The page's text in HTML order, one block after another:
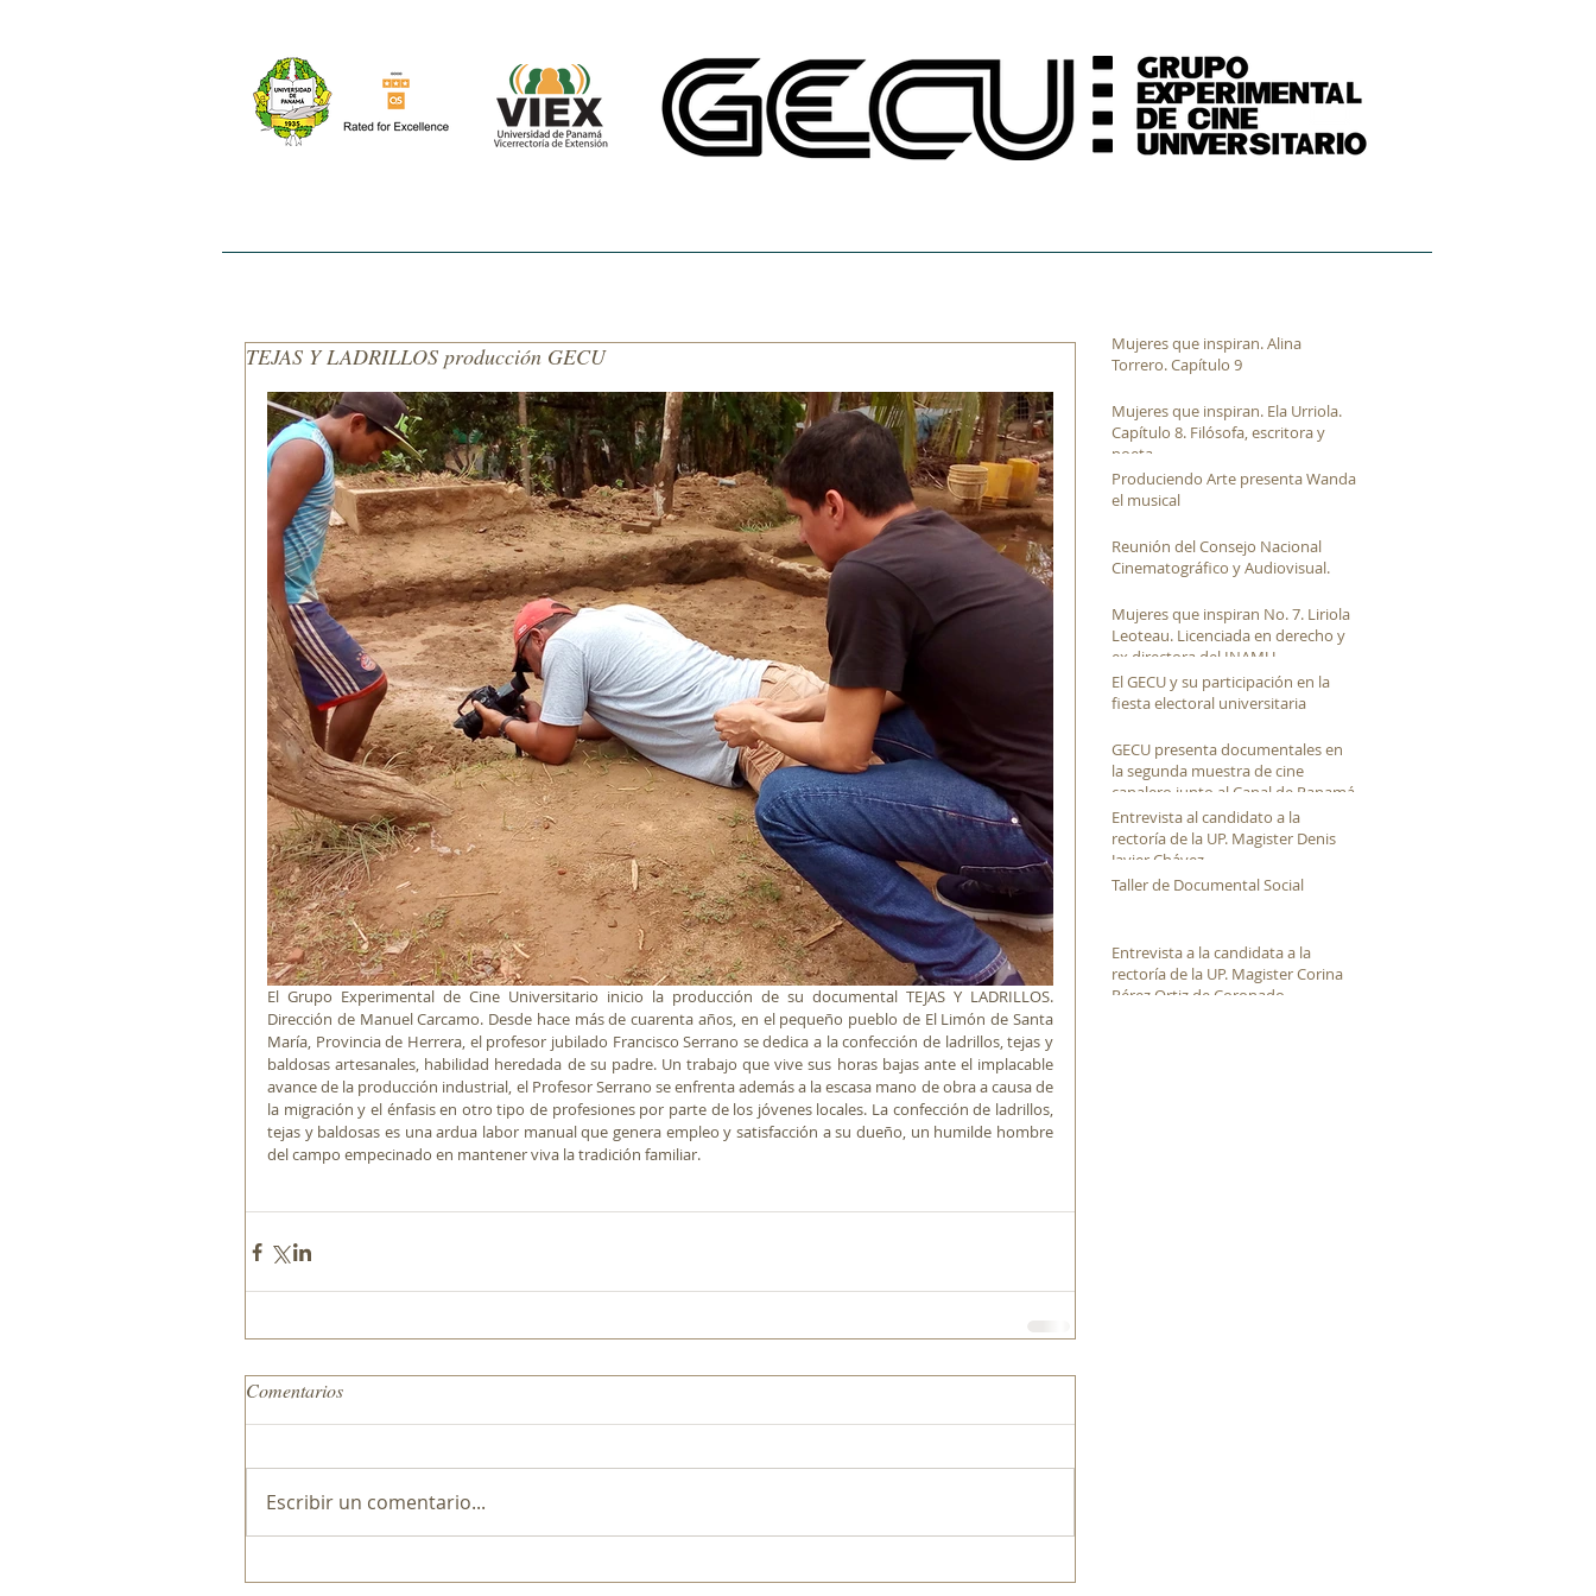
TEJAS Y LADRILLOS producción GECU
El Grupo Experimental de Cine Universitario inicio la producción de su documental TEJAS Y LADRILLOS.
Dirección de Manuel Carcamo. Desde hace más de cuarenta años, en el pequeño pueblo de El Limón de Santa
María, Provincia de Herrera, el profesor jubilado Francisco Serrano se dedica a la confección de ladrillos, tejas y
baldosas artesanales, habilidad heredada de su padre. Un trabajo que vive sus horas bajas ante el implacable
avance de la producción industrial, el Profesor Serrano se enfrenta además a la escasa mano de obra a causa de
la migración y el énfasis en otro tipo de profesiones por parte de los jóvenes locales. La confección de ladrillos,
tejas y baldosas es una ardua labor manual que genera empleo y satisfacción a su dueño, un humilde hombre
del campo empecinado en mantener viva la tradición familiar.
Comentarios
Escribir un comentario...
Mujeres que inspiran. Alina
Torrero. Capítulo 9
Mujeres que inspiran. Ela Urriola.
Capítulo 8. Filósofa, escritora y
poeta
Produciendo Arte presenta Wanda
el musical
Reunión del Consejo Nacional
Cinematográfico y Audiovisual.
Mujeres que inspiran No. 7. Liriola
Leoteau. Licenciada en derecho y
ex directora del INAMU
El GECU y su participación en la
fiesta electoral universitaria
GECU presenta documentales en
la segunda muestra de cine
canalero junto al Canal de Panamá
Entrevista al candidato a la
rectoría de la UP. Magister Denis
Javier Chávez
Taller de Documental Social
Entrevista a la candidata a la
rectoría de la UP. Magister Corina
Pérez Ortiz de Coronado